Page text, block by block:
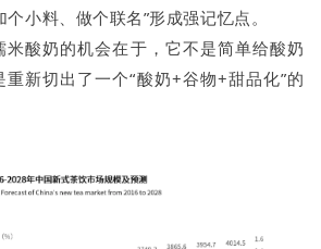
小料、做个联名”形成强记忆点。
酸奶的机会在于，它不是简单给酸奶
新切出了一个“酸奶+谷物+甜品化”的